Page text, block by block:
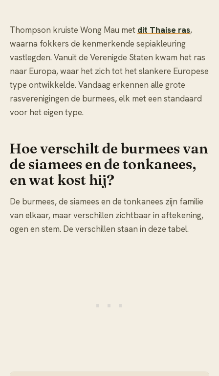
Thompson kruiste Wong Mau met dit Thaise ras,
waarna fokkers de kenmerkende sepiakleuring
vastlegden. Vanuit de Verenigde Staten kwam het ras
naar Europa, waar het zich tot het slankere Europese
type ontwikkelde. Vandaag erkennen alle grote
rasverenigingen de burmees, elk met een standaard
voor het eigen type.
Hoe verschilt de burmees van
de siamees en de tonkanees,
en wat kost hij?
De burmees, de siamees en de tonkanees zijn familie
van elkaar, maar verschillen zichtbaar in aftekening,
ogen en stem. De verschillen staan in deze tabel.